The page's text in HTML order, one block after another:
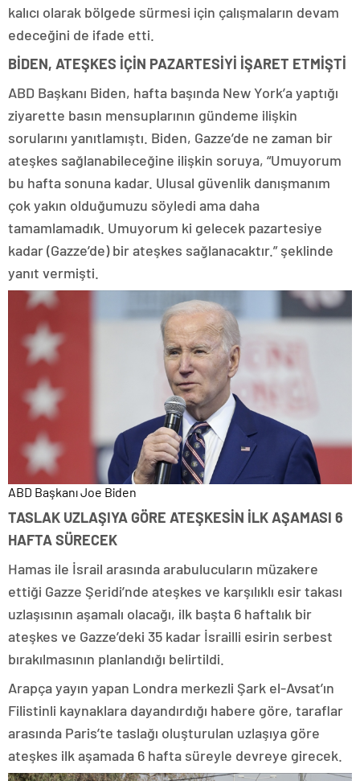
kalıcı olarak bölgede sürmesi için çalışmaların devam
edeceğini de ifade etti.
BİDEN, ATEŞKES İÇİN PAZARTESİYİ İŞARET ETMİŞTİ
ABD Başkanı Biden, hafta başında New York’a yaptığı
ziyarette basın mensuplarının gündeme ilişkin
sorularını yanıtlamıştı. Biden, Gazze’de ne zaman bir
ateşkes sağlanabileceğine ilişkin soruya, “Umuyorum
bu hafta sonuna kadar. Ulusal güvenlik danışmanım
çok yakın olduğumuzu söyledi ama daha
tamamlamadık. Umuyorum ki gelecek pazartesiye
kadar (Gazze’de) bir ateşkes sağlanacaktır.” şeklinde
yanıt vermişti.
ABD Başkanı Joe Biden
TASLAK UZLAŞIYA GÖRE ATEŞKESİN İLK AŞAMASI 6
HAFTA SÜRECEK
Hamas ile İsrail arasında arabulucuların müzakere
ettiği Gazze Şeridi’nde ateşkes ve karşılıklı esir takası
uzlaşısının aşamalı olacağı, ilk başta 6 haftalık bir
ateşkes ve Gazze’deki 35 kadar İsrailli esirin serbest
bırakılmasının planlandığı belirtildi.
Arapça yayın yapan Londra merkezli Şark el-Avsat’ın
Filistinli kaynaklara dayandırdığı habere göre, taraflar
arasında Paris’te taslağı oluşturulan uzlaşıya göre
ateşkes ilk aşamada 6 hafta süreyle devreye girecek.